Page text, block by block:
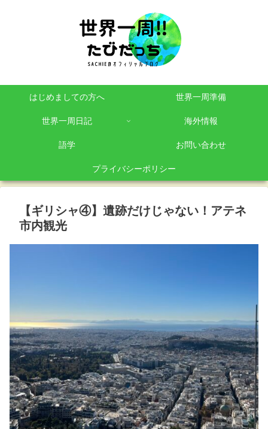
はじめましての方へ 世界一周準備
世界一周日記 海外情報
語学 お問い合わせ
プライバシーポリシー
【ギリシャ④】遺跡だけじゃない！アテネ
市内観光